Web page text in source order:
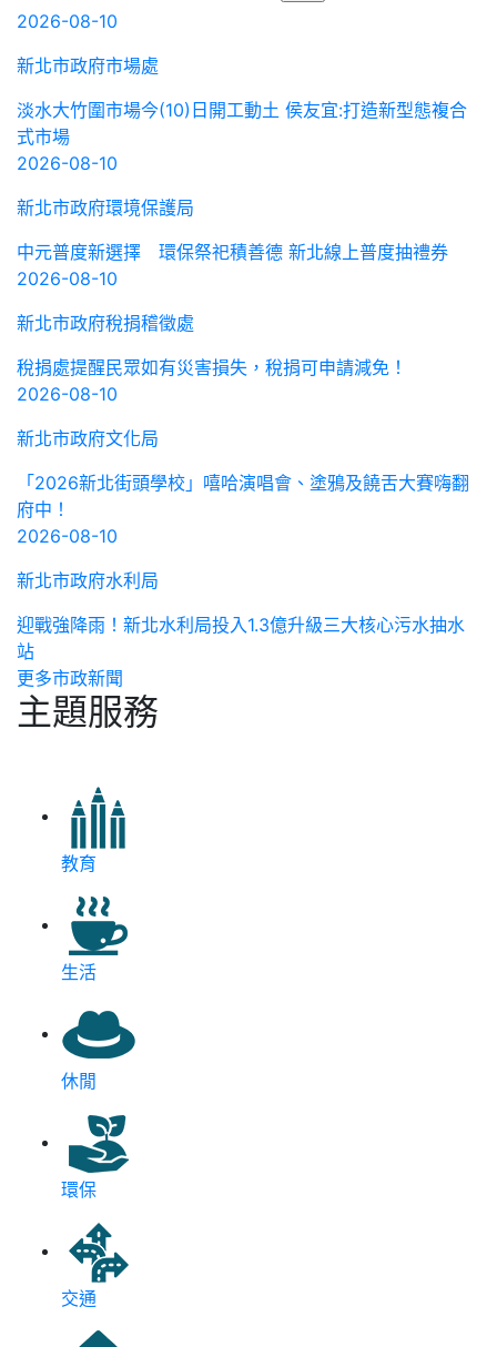
2026-08-10
新北市政府市場處
淡水大竹圍市場今(10)日開工動土 侯友宜:打造新型態複合
式市場
2026-08-10
新北市政府環境保護局
中元普度新選擇 環保祭祀積善德 新北線上普度抽禮券
2026-08-10
新北市政府稅捐稽徵處
稅捐處提醒民眾如有災害損失，稅捐可申請減免！
2026-08-10
新北市政府文化局
「2026新北街頭學校」嘻哈演唱會、塗鴉及饒舌大賽嗨翻
府中！
2026-08-10
新北市政府水利局
迎戰強降雨！新北水利局投入1.3億升級三大核心污水抽水
站
更多市政新聞
主題服務
教育
生活
休閒
環保
交通